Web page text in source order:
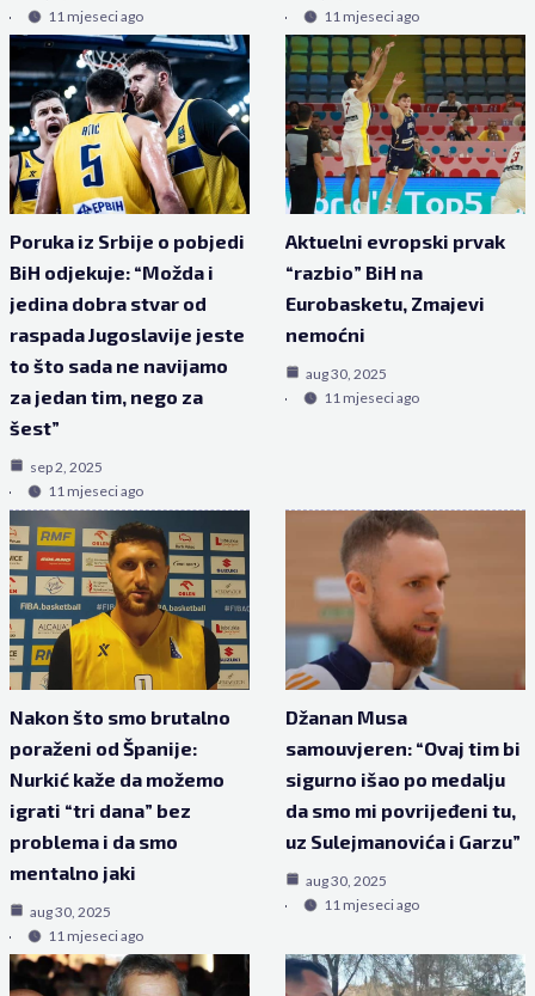
11 mjeseci ago
11 mjeseci ago
Poruka iz Srbije o pobjedi
BiH odjekuje: “Možda i
jedina dobra stvar od
raspada Jugoslavije jeste
to što sada ne navijamo
za jedan tim, nego za
šest”
sep 2, 2025
11 mjeseci ago
Aktuelni evropski prvak
“razbio” BiH na
Eurobasketu, Zmajevi
nemoćni
aug 30, 2025
11 mjeseci ago
Nakon što smo brutalno
poraženi od Španije:
Nurkić kaže da možemo
igrati “tri dana” bez
problema i da smo
mentalno jaki
aug 30, 2025
11 mjeseci ago
Džanan Musa
samouvjeren: “Ovaj tim bi
sigurno išao po medalju
da smo mi povrijeđeni tu,
uz Sulejmanovića i Garzu”
aug 30, 2025
11 mjeseci ago